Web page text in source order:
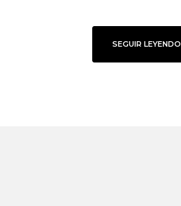
SEGUIR LEYENDO